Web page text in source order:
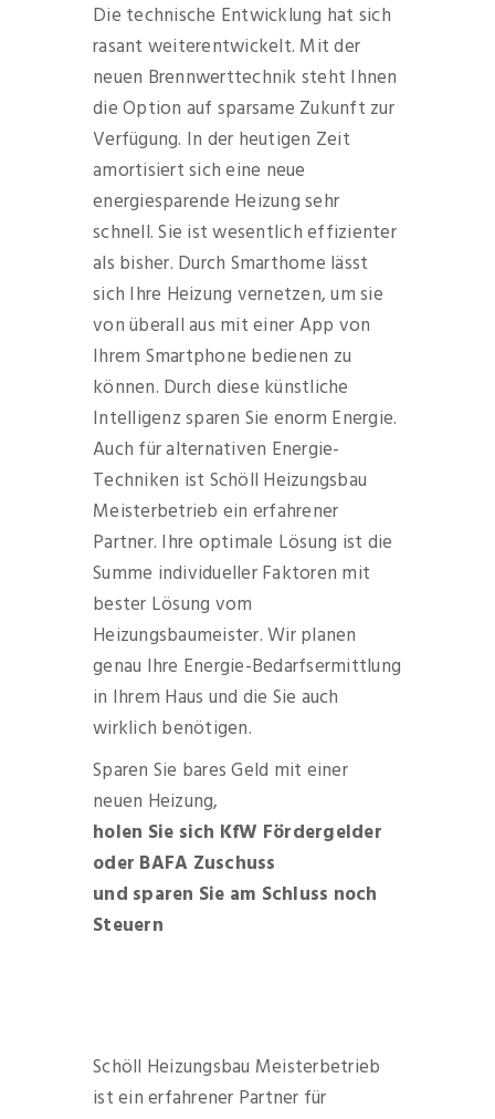
Die technische Entwicklung hat sich
rasant weiterentwickelt. Mit der
neuen Brennwerttechnik steht Ihnen
die Option auf sparsame Zukunft zur
Verfügung. In der heutigen Zeit
amortisiert sich eine neue
energiesparende Heizung sehr
schnell. Sie ist wesentlich effizienter
als bisher. Durch Smarthome lässt
sich Ihre Heizung vernetzen, um sie
von überall aus mit einer App von
Ihrem Smartphone bedienen zu
können. Durch diese künstliche
Intelligenz sparen Sie enorm Energie.
Auch für alternativen Energie-
Techniken ist Schöll Heizungsbau
Meisterbetrieb ein erfahrener
Partner. Ihre optimale Lösung ist die
Summe individueller Faktoren mit
bester Lösung vom
Heizungsbaumeister. Wir planen
genau Ihre Energie-Bedarfsermittlung
in Ihrem Haus und die Sie auch
wirklich benötigen.
Sparen Sie bares Geld mit einer
neuen Heizung,
holen Sie sich KfW Fördergelder
oder BAFA Zuschuss
und sparen Sie am Schluss noch
Steuern
Schöll Heizungsbau Meisterbetrieb
ist ein erfahrener Partner für